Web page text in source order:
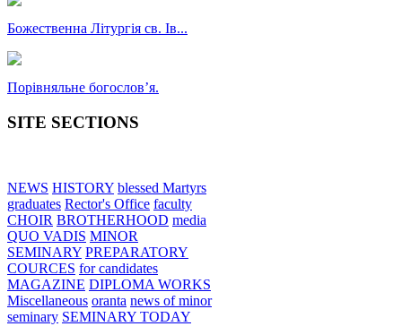
Божественна Літургія св. Ів...
Порівняльне богословʼя.
SITE SECTIONS
NEWS HISTORY blessed Martyrs
graduates Rector's Office faculty
CHOIR BROTHERHOOD media
QUO VADIS MINOR
SEMINARY PREPARATORY
COURCES for candidates
MAGAZINE DIPLOMA WORKS
Miscellaneous oranta news of minor
seminary SEMINARY TODAY